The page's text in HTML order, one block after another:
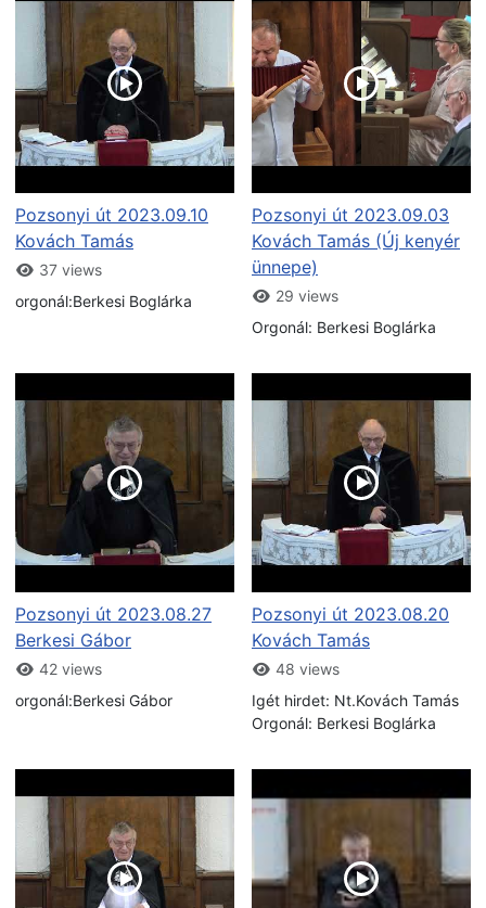
Pozsonyi út 2023.09.10
Kovách Tamás
37 views
orgonál:Berkesi Boglárka
Pozsonyi út 2023.09.03
Kovách Tamás (Új kenyér
ünnepe)
29 views
Orgonál: Berkesi Boglárka
Pozsonyi út 2023.08.27
Berkesi Gábor
42 views
orgonál:Berkesi Gábor
Pozsonyi út 2023.08.20
Kovách Tamás
48 views
Igét hirdet: Nt.Kovách Tamás
Orgonál: Berkesi Boglárka